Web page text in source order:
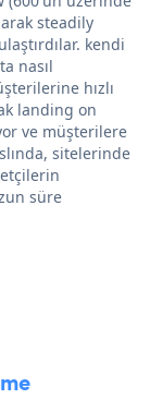
steadily
kendi
nasıl
hızlı
landing on
ve müşterilere
sitelerinde
süre